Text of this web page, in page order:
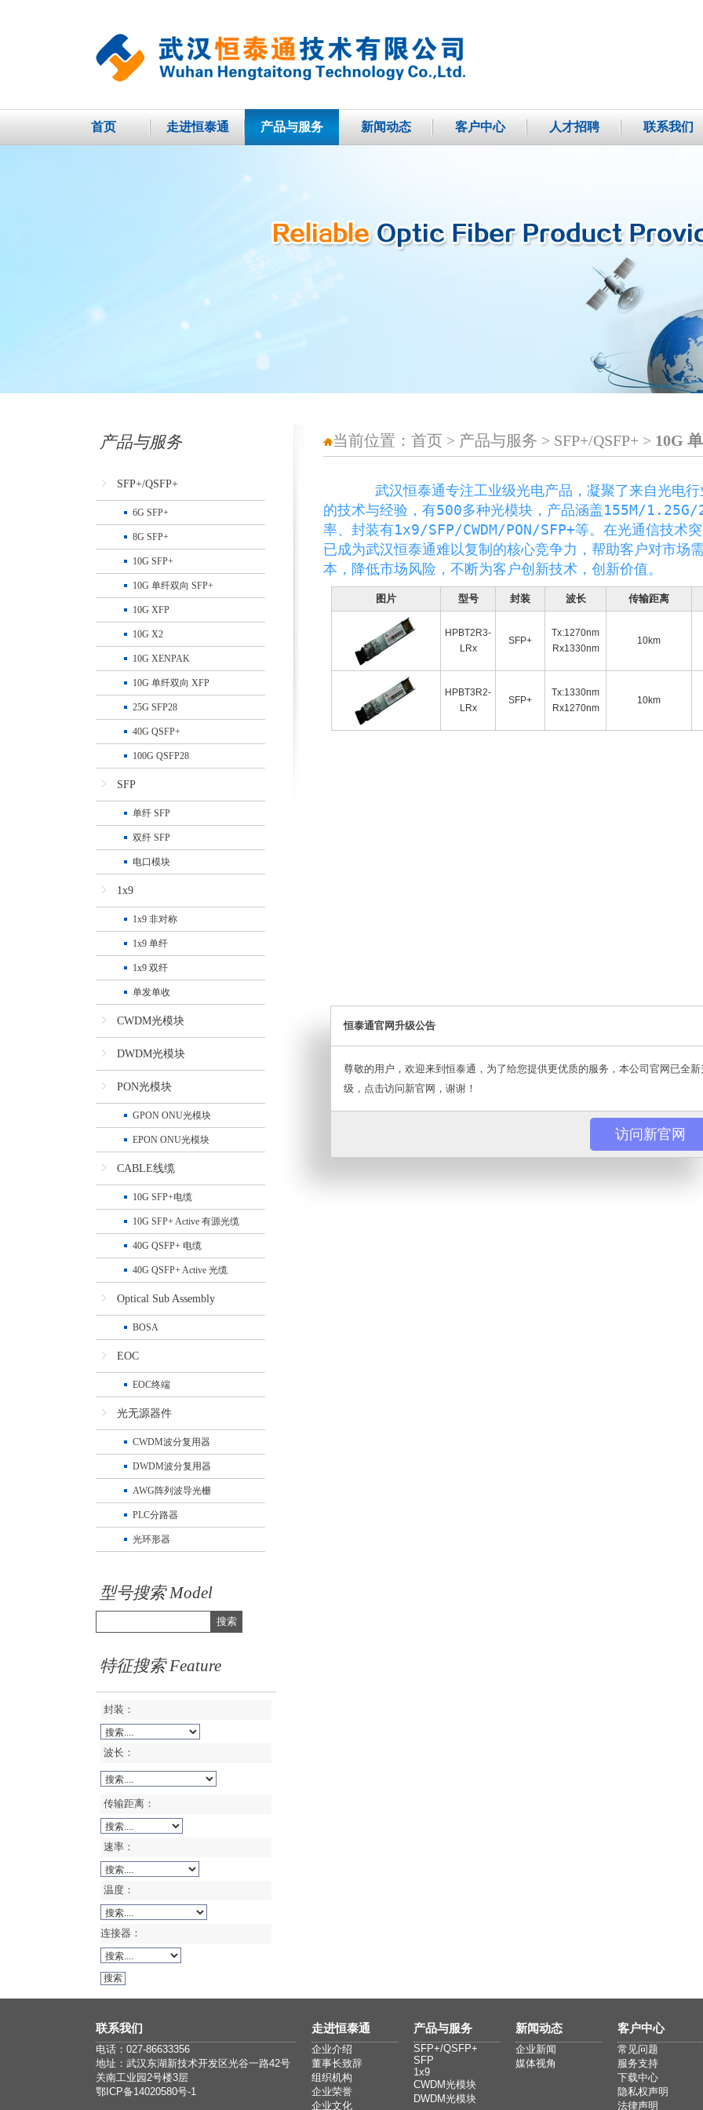
首页 走进恒泰通 产品与服务 新闻动态 客户中心 人才招聘 联系我们
产品与服务
SFP+/QSFP+
6G SFP+
8G SFP+
10G SFP+
10G 单纤双向 SFP+
10G XFP
10G X2
10G XENPAK
10G 单纤双向 XFP
25G SFP28
40G QSFP+
100G QSFP28
SFP
单纤 SFP
双纤 SFP
电口模块
1x9
1x9 非对称
1x9 单纤
1x9 双纤
单发单收
CWDM光模块
DWDM光模块
PON光模块
GPON ONU光模块
EPON ONU光模块
CABLE线缆
10G SFP+电缆
10G SFP+ Active 有源光缆
40G QSFP+ 电缆
40G QSFP+ Active 光缆
Optical Sub Assembly
BOSA
EOC
EOC终端
光无源器件
CWDM波分复用器
DWDM波分复用器
AWG阵列波导光栅
PLC分路器
光环形器
型号搜索 Model
搜索
特征搜索 Feature
封装：
波长：
传输距离：
速率：
温度：
连接器：
当前位置： 首页 > 产品与服务 > SFP+/QSFP+ > 10G
武汉恒泰通专注工业级光电产品，凝聚了来自光电行
的技术与经验， 有500多种光模块，产品涵盖155M/
率、封装有1x9/SFP/CWDM/PON/SFP+等。 在光通信技术
已成为武汉恒泰通难以复制的核心竞争力，帮助客户对市场
本，降低市场风险，不断为客户创新技术，创新价值。
图片 型号 封装 波长 传输距离
HPBT2R3-
LRx
SFP+
Tx:1270nm
Rx1330nm
10km
HPBT3R2-
LRx
SFP+
Tx:1330nm
Rx1270nm
10km
联系我们
电话：027-86633356
地址：武汉东湖新技术开发区光谷一路42号
关南工业园2号楼3层
鄂ICP备14020580号-1
走进恒泰通
企业介绍
董事长致辞
组织机构
企业荣誉
企业文化
产品与服务
SFP+/QSFP+
SFP
1x9
CWDM光模块
DWDM光模块
新闻动态
企业新闻
媒体视角
客户中心
常见问题
服务支持
下载中心
隐私权声明
法律声明
恒泰通官网升级公告
尊敬的用户，欢迎来到恒泰通，为了给您提供更优质的服务，本公司官网已全新
级，点击访问新官网，谢谢！
访问新官网